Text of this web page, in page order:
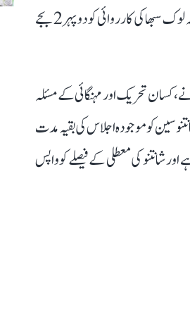
ہنگامہ کرنے لگے۔ ہنگامہ آرائی کے دوران راجیہ سبھا کی کارروائی کو دوپہر 12 بجے تک جبکہ لوک سبھا کی کارروائی کو دوپہر 2 بجے
تحریک اور مہنگائی کے مسئلہ
سین کو موجودہ اجلاس کی بقیہ مدت
شانتنو کی معطلی کے فیصلے کو واپس